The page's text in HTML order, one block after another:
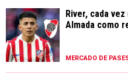
River, cada
Almada como
MERCADO DE